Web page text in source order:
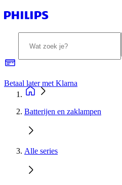
Betaal later met Klarna
Batterijen en zaklampen
Alle series